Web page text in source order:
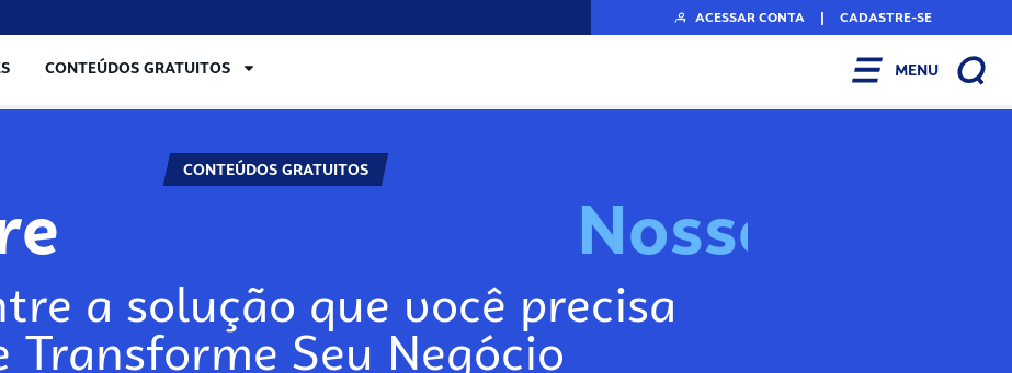
ACESSAR CONTA | CADASTRE-SE
CONTEÚDOS GRATUITOS MENU
CONTEÚDOS GRATUITOS
Nosso
a solução que você precisa
Transforme Seu Negócio